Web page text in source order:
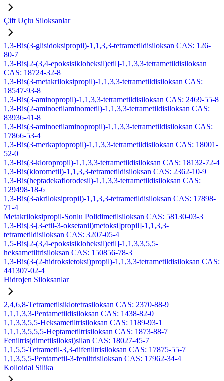
Çift Uçlu Siloksanlar
1,3-Bis(3-glisidoksipropil)-1,1,3,3-tetrametildisiloksan CAS: 126-
80-7
1,3-Bis[2-(3,4-epoksisikloheksil)etil]-1,1,3,3-tetrametildisiloksan
CAS: 18724-32-8
1,3-Bis(3-metakriloksipropil)-1,1,3,3-tetrametildisiloksan CAS:
18547-93-8
1,3-Bis(3-aminopropil)-1,1,3,3-tetrametildisiloksan CAS: 2469-55-8
1,3-Bis(2-aminoetilaminometil)-1,1,3,3-tetrametildisiloksan CAS:
83936-41-8
1,3-Bis(3-aminoetilaminopropil)-1,1,3,3-tetrametildisiloksan CAS:
17866-53-4
1,3-Bis(3-merkaptopropil)-1,1,3,3-tetrametildisiloksan CAS: 18001-
52-0
1,3-Bis(3-kloropropil)-1,1,3,3-tetrametildisiloksan CAS: 18132-72-4
1,3-Bis(klorometil)-1,1,3,3-tetrametildisiloksan CAS: 2362-10-9
1,3-Bis(heptadekaflorodesil)-1,1,3,3-tetrametildisiloksan CAS:
129498-18-6
1,3-Bis(3-akriloksipropil)-1,1,3,3-tetrametildisiloksan CAS: 17898-
71-4
Metakriloksipropil-Sonlu Polidimetilsiloksan CAS: 58130-03-3
1,3-Bis[3-[3-etil-3-oksetanil)metoksi]propil]-1,1,3,3-
tetrametildisiloksan CAS: 3207-05-4
1,5-Bis[2-(3,4-epoksisikloheksil)etil]-1,1,3,3,5,5-
heksametiltrisiloksan CAS: 150856-78-3
1,3-Bis(3-(2-hidroksietoksi)propil)-1,1,3,3-tetrametildisiloksan CAS:
441307-02-4
Hidrojen Siloksanlar
2,4,6,8-Tetrametilsiklotetrasiloksan CAS: 2370-88-9
1,1,1,3,3-Pentametildisiloksan CAS: 1438-82-0
1,1,3,3,5,5-Heksametiltrisiloksan CAS: 1189-93-1
1,1,1,3,5,5,5-Heptametiltrisiloksan CAS: 1873-88-7
Feniltris(dimetilsiloksi)silan CAS: 18027-45-7
1,1,5,5-Tetrametil-3,3-difeniltrisiloksan CAS: 17875-55-7
1,1,3,5,5-Pentametil-3-feniltrisiloksan CAS: 17962-34-4
Kolloidal Silika